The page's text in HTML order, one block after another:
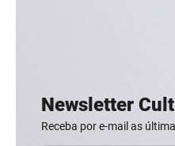
Newsletter
Receba por e-mail as